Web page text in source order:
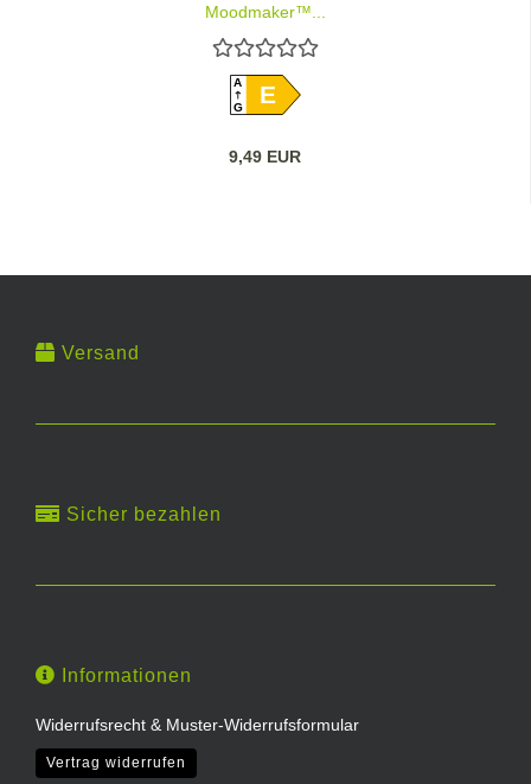
Moodmaker™...
A
GE
9,49 EUR
Versand
Sicher bezahlen
Informationen
Widerrufsrecht & Muster-Widerrufsformular
Vertrag widerrufen